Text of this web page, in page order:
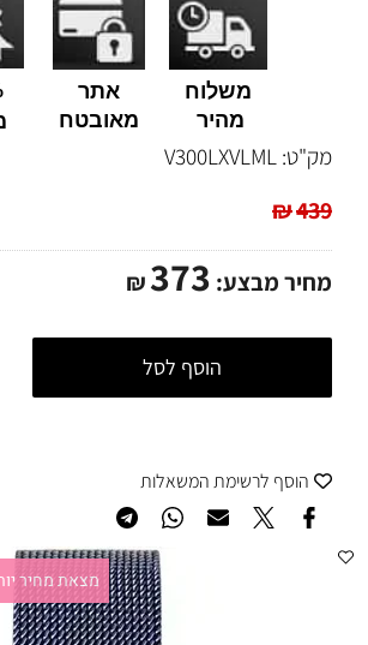
מצאת מחיר
משלוח
מהיר
אתר
מאובטח
מק"ט: V300LXVLML
₪439
מחיר מבצע: ₪373
הוסף לסל
הוסף לרשימת המשאלות